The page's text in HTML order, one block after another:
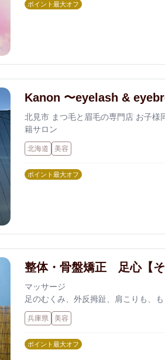
ポイント最大オフ
Kanon 〜eyelash &
北見市 まつ毛と眉毛の専門店 お子
籍サロン
北海道 美容
ポイント最大オフ
整体・骨盤矯正 足心【そ
マッサージ
足のむくみ、外反拇趾、肩こりも、
ッサージも受付中。
兵庫県 美容
ポイント最大オフ